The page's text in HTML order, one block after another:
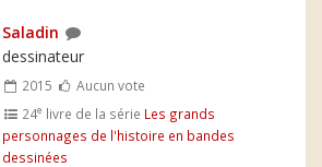
Saladin
dessinateur
2015
Aucun vote
24e livre de la série Les grands
personnages de l'histoire en bandes
dessinées